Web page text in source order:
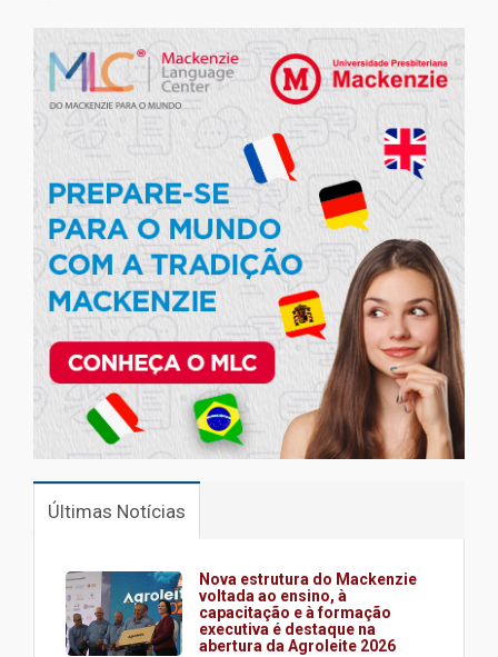
Últimas Notícias
Nova estrutura do Mackenzie
voltada ao ensino, à
capacitação e à formação
executiva é destaque na
abertura da Agroleite 2026